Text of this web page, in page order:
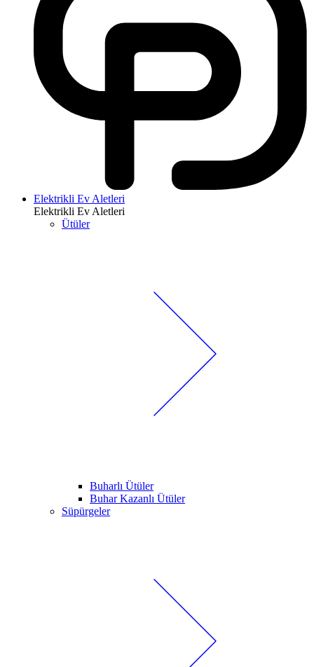
Elektrikli Ev Aletleri
Elektrikli Ev Aletleri
Ütüler
Buharlı Ütüler
Buhar Kazanlı Ütüler
Süpürgeler